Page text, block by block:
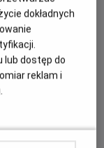
dokładnych
lub dostęp do
reklam i